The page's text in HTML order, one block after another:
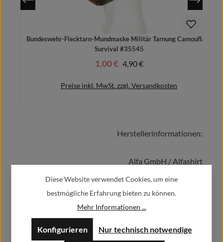
Bundeswehr-Flecktarn-Mundmaske Militär Tarnung Camouflage
Survival #35545
Verkaufspreis:
1,00 € Regulärer Preis:
4,90 €
Preise inkl. MwSt. zzgl. Versandkosten
In den WarenkorbHerstellerinformationen:
Alfa GmbH / Alfashirt
52379 Langerwehe
info@alfashirt.de
Diese Website verwendet Cookies, um eine
bestmögliche Erfahrung bieten zu können.
Mehr Informationen ...
Nur technisch notwendige
Konfigurieren